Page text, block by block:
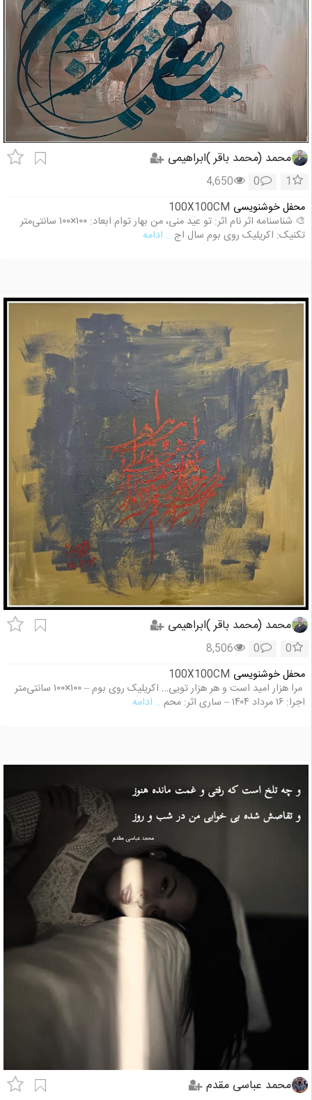
محمد (محمد باقر )ابراهیمی
1
0
4,650
محفل خوشنویسی 100X100CM
🎨 شناسنامه اثر نام اثر: تو عید منی، من بهار توام ابعاد: ۱۰۰×۱۰۰ سانتی‌متر
تکنیک: اکریلیک روی بوم سال اج... ادامه
محمد (محمد باقر )ابراهیمی
0
0
8,506
محفل خوشنویسی 100X100CM
⁨ مرا هزار امید است و هر هزار تویی… اکریلیک روی بوم – ۱۰۰×۱۰۰ سانتی‌متر
اجرا: ۱۶ مرداد ۱۴۰۴ – ساری اثر: محم
... ادامه
محمد عباسی مقدم